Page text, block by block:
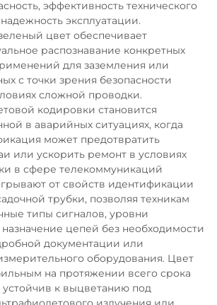
эффективность технического
эксплуатации.
цвет обеспечивает
распознавание конкретных
для заземления или
с точки зрения безопасности
сложной проводки.
кодировки становится
в аварийных ситуациях, когда
может предотвратить
или ускорить ремонт в условиях
в сфере телекоммуникаций
от свойств идентификации
трубки, позволяя техникам
типы сигналов, уровни
цепей без необходимости
документации или
оборудования. Цвет
на протяжении всего срока
к выцветанию под